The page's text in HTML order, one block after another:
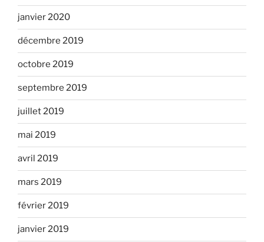
janvier 2020
décembre 2019
octobre 2019
septembre 2019
juillet 2019
mai 2019
avril 2019
mars 2019
février 2019
janvier 2019